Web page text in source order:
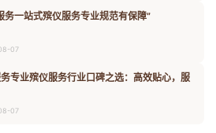
务一站式殡仪服务专业规范有保障”
07
专业殡仪服务行业口碑之选：高效贴心，服
07